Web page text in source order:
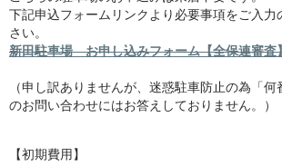
下記申込フォームリンクより必要事項をご入力
さい。
新田駐車場 お申し込みフォーム【全保連審査
（申し訳ありませんが、迷惑駐車防止の為「何
のお問い合わせにはお答えしておりません。）
【初期費用】